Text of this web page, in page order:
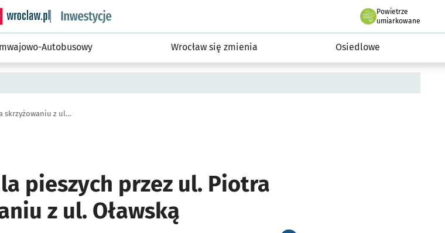
informacyjny wroclaw.pl podserwis: #InwestycjeWRO - miejskie inwestycje 2019-2032
Powietrze
we Wrocławiu
umiarkowane
Autobusowy Wrocław się zmienia Osiedlowe
Budowa przejścia dla pieszych przez ul. Piotra Skargi na skrzyżowaniu z ul. Oławską
pieszych przez ul. Piotra
z ul. Oławską